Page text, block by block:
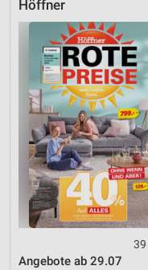
Höffner
Angebote ab 29.07